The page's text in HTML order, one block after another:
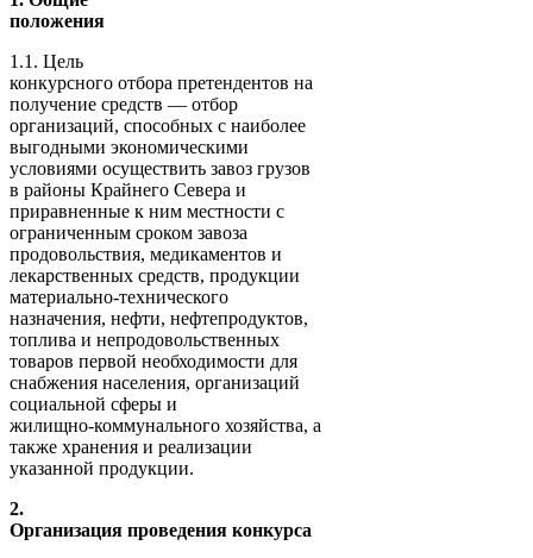
положения
1.1. Цель
конкурсного отбора претендентов на
получение средств — отбор
организаций, способных с наиболее
выгодными экономическими
условиями осуществить завоз грузов
в районы Крайнего Севера и
приравненные к ним местности с
ограниченным сроком завоза
продовольствия, медикаментов и
лекарственных средств, продукции
материально-технического
назначения, нефти, нефтепродуктов,
топлива и непродовольственных
товаров первой необходимости для
снабжения населения, организаций
социальной сферы и
жилищно-коммунального хозяйства, а
также хранения и реализации
указанной продукции.
2.
Организация проведения конкурса